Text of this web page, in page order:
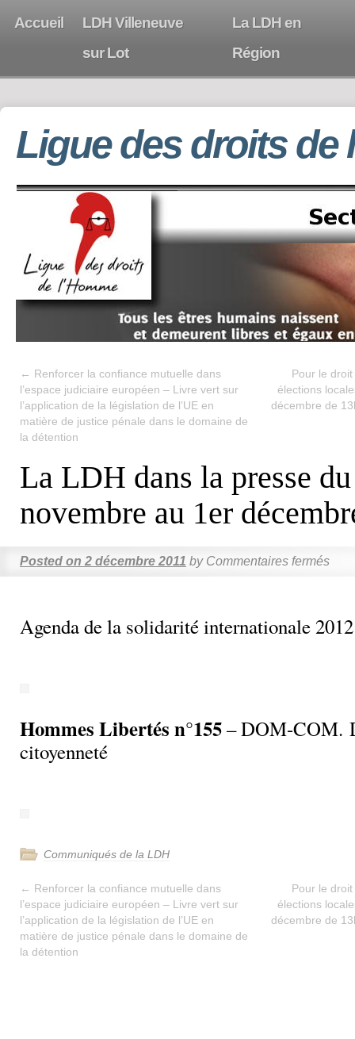
Accueil
LDH Villeneuve
sur Lot
La LDH en
Région
Ligue des droits de
← Renforcer la confiance mutuelle dans
l’espace judiciaire européen – Livre vert sur
l’application de la législation de l’UE en
matière de justice pénale dans le domaine de
la détention
Pour le
élections
décembre de
La LDH dans la presse
novembre au 1er
Posted on 2 décembre 2011 by Commentaires fermés
Agenda de la solidarité internationale 2012
Hommes Libertés n°155– DOM-COM.
citoyenneté
Communiqués de la LDH
← Renforcer la confiance mutuelle dans
l’espace judiciaire européen – Livre vert sur
l’application de la législation de l’UE en
matière de justice pénale dans le domaine de
la détention
Pour le
élections
décembre de